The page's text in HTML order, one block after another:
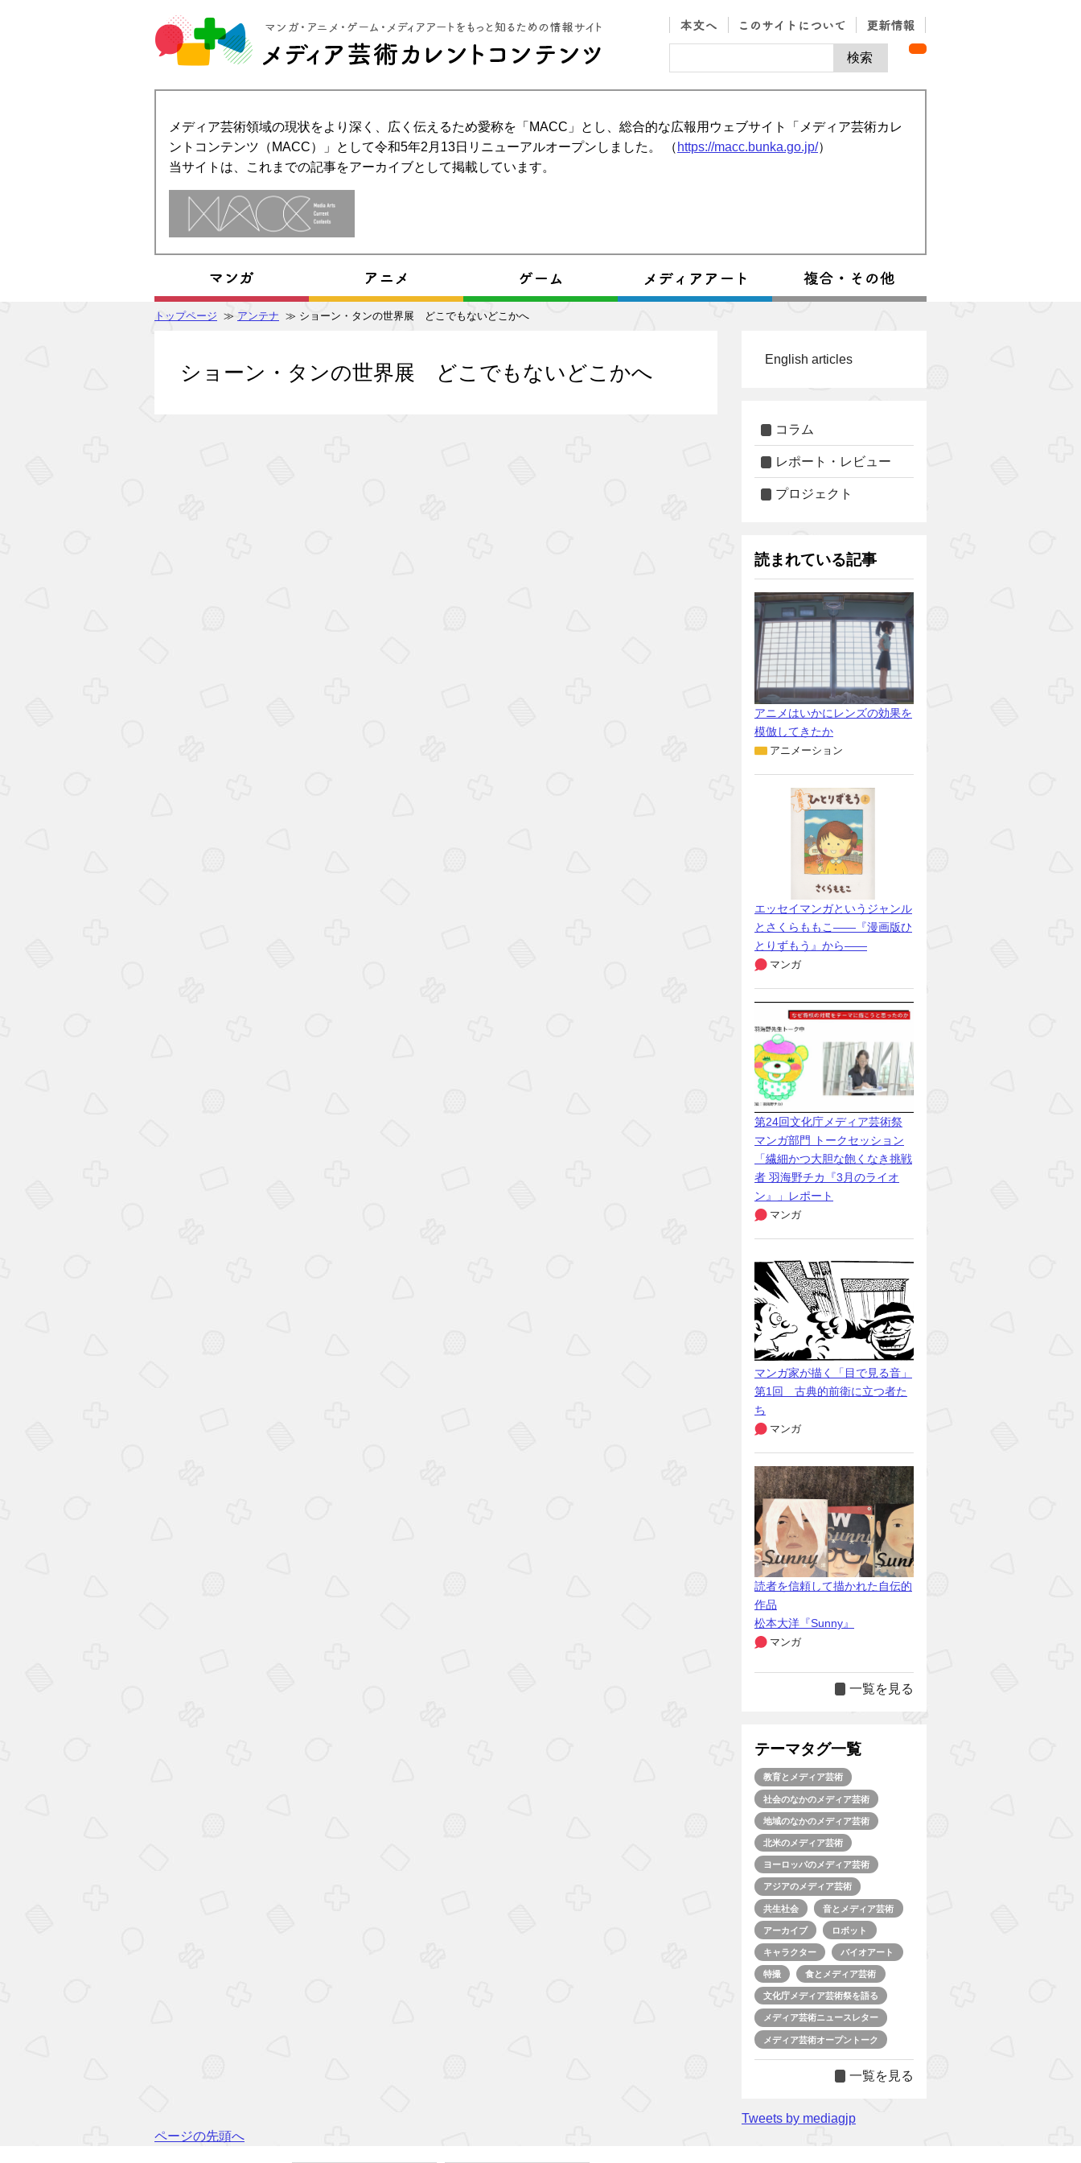
メディア芸術領域の現状をより深く、広く伝えるため愛称を「MACC」とし、総合的な広報用ウェブサイト「メディア芸術カレ
ントコンテンツ（MACC）」として令和5年2月13日リニューアルオープンしました。 （ https://macc.bunka.go.jp/）
当サイトは、これまでの記事をアーカイブとして掲載しています。
トップページ ≫ アンテナ ≫ ショーン・タンの世界展 どこでもないどこかへ
ショーン・タンの世界展 どこでもないどこかへ
English articles
コラム
レポート・レビュー
プロジェクト
読まれている記事
アニメはいかにレンズの効果を
模倣してきたか
アニメーション
エッセイマンガというジャンル
とさくらももこ――『漫画版ひ
とりずもう』から――
マンガ
第24回文化庁メディア芸術祭
マンガ部門 トークセッション
「繊細かつ大胆な飽くなき挑戦
者 羽海野チカ『3月のライオ
ン』」レポート
マンガ
マンガ家が描く「目で見る音」
第1回 古典的前衛に立つ者た
ち
マンガ
読者を信頼して描かれた自伝的
作品
松本大洋『Sunny』
マンガ
一覧を見る
テーマタグ一覧
教育とメディア芸術
社会のなかのメディア芸術
地域のなかのメディア芸術
北米のメディア芸術
ヨーロッパのメディア芸術
アジアのメディア芸術
共生社会 音とメディア芸術
アーカイブ ロボット
キャラクター バイオアート
特撮 食とメディア芸術
文化庁メディア芸術祭を語る
メディア芸術ニュースレター
メディア芸術オープントーク
一覧を見る
Tweets by mediagjp
ページの先頭へ